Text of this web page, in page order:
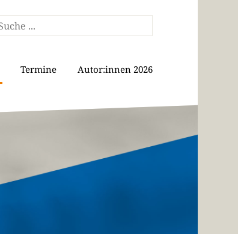
Termine Autor:innen 2026